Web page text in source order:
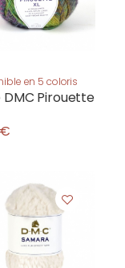
en 5 coloris
DMC Pirouette